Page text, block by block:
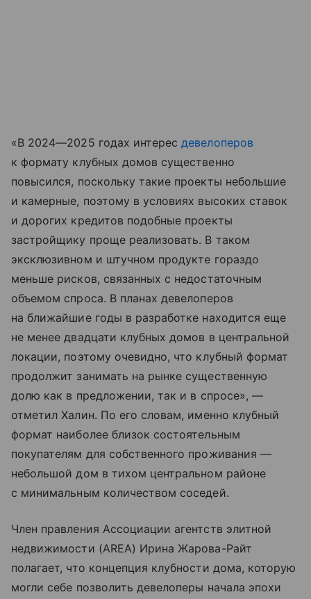
«В 2024—2025 годах интересдевелоперов
к формату клубных домов существенно
повысился, поскольку такие проекты небольшие
и камерные, поэтому в условиях высоких ставок
и дорогих кредитов подобные проекты
застройщику проще реализовать. В таком
эксклюзивном и штучном продукте гораздо
меньше рисков, связанных с недостаточным
объемом спроса. В планах девелоперов
на ближайшие годы в разработке находится еще
не менее двадцати клубных домов в центральной
локации, поэтому очевидно, что клубный формат
продолжит занимать на рынке существенную
долю как в предложении, так и в спросе», —
отметил Халин. По его словам, именно клубный
формат наиболее близок состоятельным
покупателям для собственного проживания —
небольшой дом в тихом центральном районе
с минимальным количеством соседей.
Член правления Ассоциации агентств элитной
недвижимости (AREA) Ирина Жарова-Райт
полагает, что концепция клубности дома, которую
могли себе позволить девелоперы начала эпохи